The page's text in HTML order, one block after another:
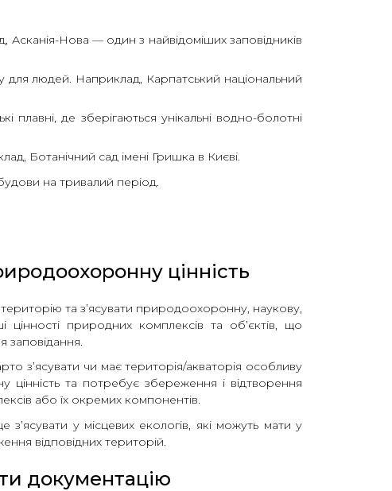
Асканія-Нова — один з найвідоміших заповідників
людей. Наприклад, Карпатський національний
де зберігаються унікальні водно-болотні
Ботанічний сад імені Гришка в Києві.
на тривалий період.
цінність
та з’ясувати природоохоронну, наукову,
цінності природних комплексів та об’єктів, що
заповідання.
з’ясувати чи має територія/акваторія особливу
цінність та потребує збереження і відтворення
або їх окремих компонентів.
з’ясувати у місцевих екологів, які можуть мати у
відповідних територій.
документацію